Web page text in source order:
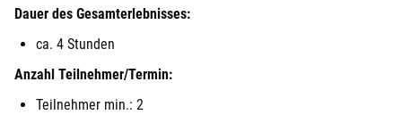
Dauer des Gesamterlebnisses:
ca. 4 Stunden
Anzahl Teilnehmer/Termin:
Teilnehmer min.: 2